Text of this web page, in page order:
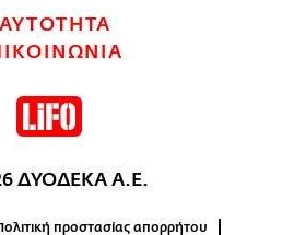
ΔΥΟΔΕΚΑ Α.Ε.
προστασίας απορρήτου